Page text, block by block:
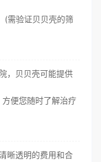
(需验证贝贝壳的筛
，贝贝壳可能提供
便您随时了解治疗
晰透明的费用和合